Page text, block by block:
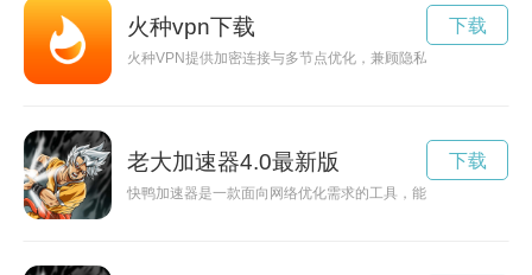
火种vpn下载
火种VPN提供加密连接与多节点优化，兼顾隐私与性能，倡导合
下载
老大加速器4.0最新版
快鸭加速器是一款面向网络优化需求的工具，能够帮助用户改
下载